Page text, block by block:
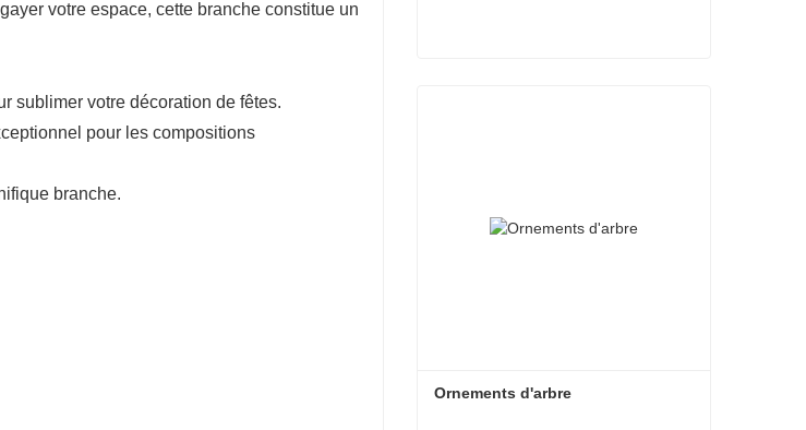
votre espace, cette branche constitue un
sublimer votre décoration de fêtes.
pour les compositions
branche.
Ornements d'arbre